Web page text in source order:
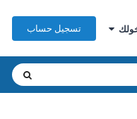
تسجيل حساب